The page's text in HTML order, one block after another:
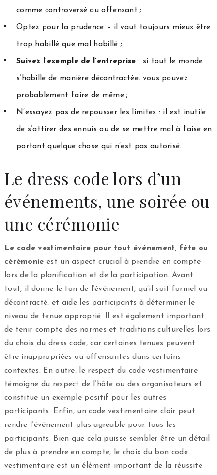
comme controversé ou offensant ;
Optez pour la prudence – il vaut toujours mieux être
trop habillé que mal habillé ;
Suivez l’exemple de l’entreprise : si tout le monde
s’habille de manière décontractée, vous pouvez
probablement faire de même ;
N’essayez pas de repousser les limites : il est inutile
de s’attirer des ennuis ou de se mettre mal à l’aise en
portant quelque chose qui n’est pas autorisé.
Le dress code lors d’un
événements, une soirée ou
une cérémonie
Le code vestimentaire pour tout événement, fête ou
cérémonie est un aspect crucial à prendre en compte
lors de la planification et de la participation. Avant
tout, il donne le ton de l’événement, qu’il soit formel ou
décontracté, et aide les participants à déterminer le
niveau de tenue approprié. Il est également important
de tenir compte des normes et traditions culturelles lors
du choix du dress code, car certaines tenues peuvent
être inappropriées ou offensantes dans certains
contextes. En outre, le respect du code vestimentaire
témoigne du respect de l’hôte ou des organisateurs et
constitue un exemple positif pour les autres
participants. Enfin, un code vestimentaire clair peut
rendre l’événement plus agréable pour tous les
participants. Bien que cela puisse sembler être un détail
de plus à prendre en compte, le choix du bon code
vestimentaire est un élément important de la réussite